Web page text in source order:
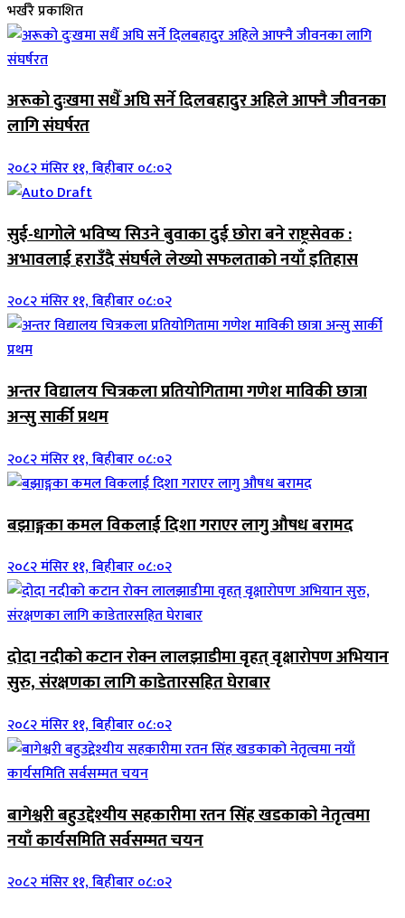
भर्खरै प्रकाशित
अरूको दुःखमा सधैँ अघि सर्ने दिलबहादुर अहिले आफ्नै जीवनका
लागि संघर्षरत
२०८२ मंसिर ११, बिहीबार ०८:०२
सुई-धागोले भविष्य सिउने बुवाका दुई छोरा बने राष्ट्रसेवक :
अभावलाई हराउँदै संघर्षले लेख्यो सफलताको नयाँ इतिहास
२०८२ मंसिर ११, बिहीबार ०८:०२
अन्तर विद्यालय चित्रकला प्रतियोगितामा गणेश माविकी छात्रा
अन्सु सार्की प्रथम
२०८२ मंसिर ११, बिहीबार ०८:०२
बझाङ्गका कमल विकलाई दिशा गराएर लागु औषध बरामद
२०८२ मंसिर ११, बिहीबार ०८:०२
दोदा नदीको कटान रोक्न लालझाडीमा वृहत् वृक्षारोपण अभियान
सुरु, संरक्षणका लागि काडेतारसहित घेराबार
२०८२ मंसिर ११, बिहीबार ०८:०२
बागेश्वरी बहुउद्देश्यीय सहकारीमा रतन सिंह खडकाको नेतृत्वमा
नयाँ कार्यसमिति सर्वसम्मत चयन
२०८२ मंसिर ११, बिहीबार ०८:०२